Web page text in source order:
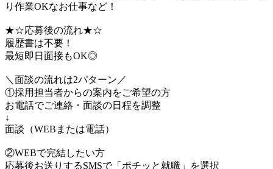
り作業OKなお仕事など！
★☆応募後の流れ★☆
履歴書は不要！
最短即日面接もOK◎
＼面談の流れは2パターン／
①採用担当者からの案内をご希望の方
お電話でご連絡・面談の日程を調整
↓
面談（WEBまたは電話）
②WEBで完結したい方
応募後お送りするSMSで「ポチッと就職」を選択